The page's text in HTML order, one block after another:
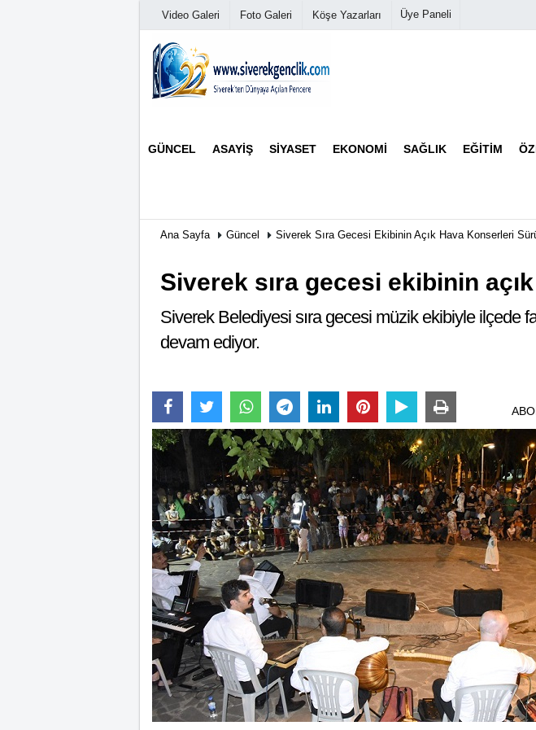
Video Galeri Foto Galeri Köşe Yazarları Üye Paneli
GÜNCEL ASAYIŞ SIYASET EKONOMI SAĞLIK EĞITIM
Haber Arşivi
Ana Sayfa Güncel Siverek Sıra Gecesi Ekibinin Açık Hava Konserleri
Siverek sıra gecesi ekibinin
Siverek Belediyesi sıra gecesi müzik ekibiyle ilçede
devam ediyor.